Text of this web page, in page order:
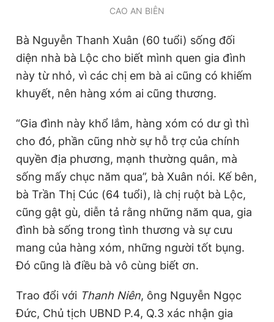
CAO AN BIÊN
Bà Nguyễn Thanh Xuân (60 tuổi) sống đối
diện nhà bà Lộc cho biết mình quen gia đình
này từ nhỏ, vì các chị em bà ai cũng có khiếm
khuyết, nên hàng xóm ai cũng thương.
“Gia đình này khổ lắm, hàng xóm có dư gì thì
cho đó, phần cũng nhờ sự hỗ trợ của chính
quyền địa phương, mạnh thường quân, mà
sống mấy chục năm qua”, bà Xuân nói. Kế bên,
bà Trần Thị Cúc (64 tuổi), là chị ruột bà Lộc,
cũng gật gù, diễn tả rằng những năm qua, gia
đình bà sống trong tình thương và sự cưu
mang của hàng xóm, những người tốt bụng.
Đó cũng là điều bà vô cùng biết ơn.
Trao đổi với Thanh Niên, ông Nguyễn Ngọc
Đức, Chủ tịch UBND P.4, Q.3 xác nhận gia